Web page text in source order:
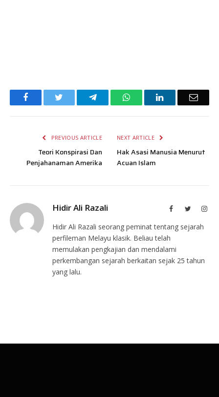
Facebook TelegramWhatsAppLinkedIn Email
PREVIOUS ARTICLE
Teori Konspirasi Dan
Penjahanaman Amerika
NEXT ARTICLE
Hak Asasi Manusia Menurut
Acuan Islam
Hidir Ali Razali FacebookTwitter
Hidir Ali Razali seorang peminat tentang sejarah
perfileman Melayu klasik. Beliau telah
memulakan pengkajian dan mendalami
perkembangan sejarah berkaitan sejak 25 tahun
yang lalu.